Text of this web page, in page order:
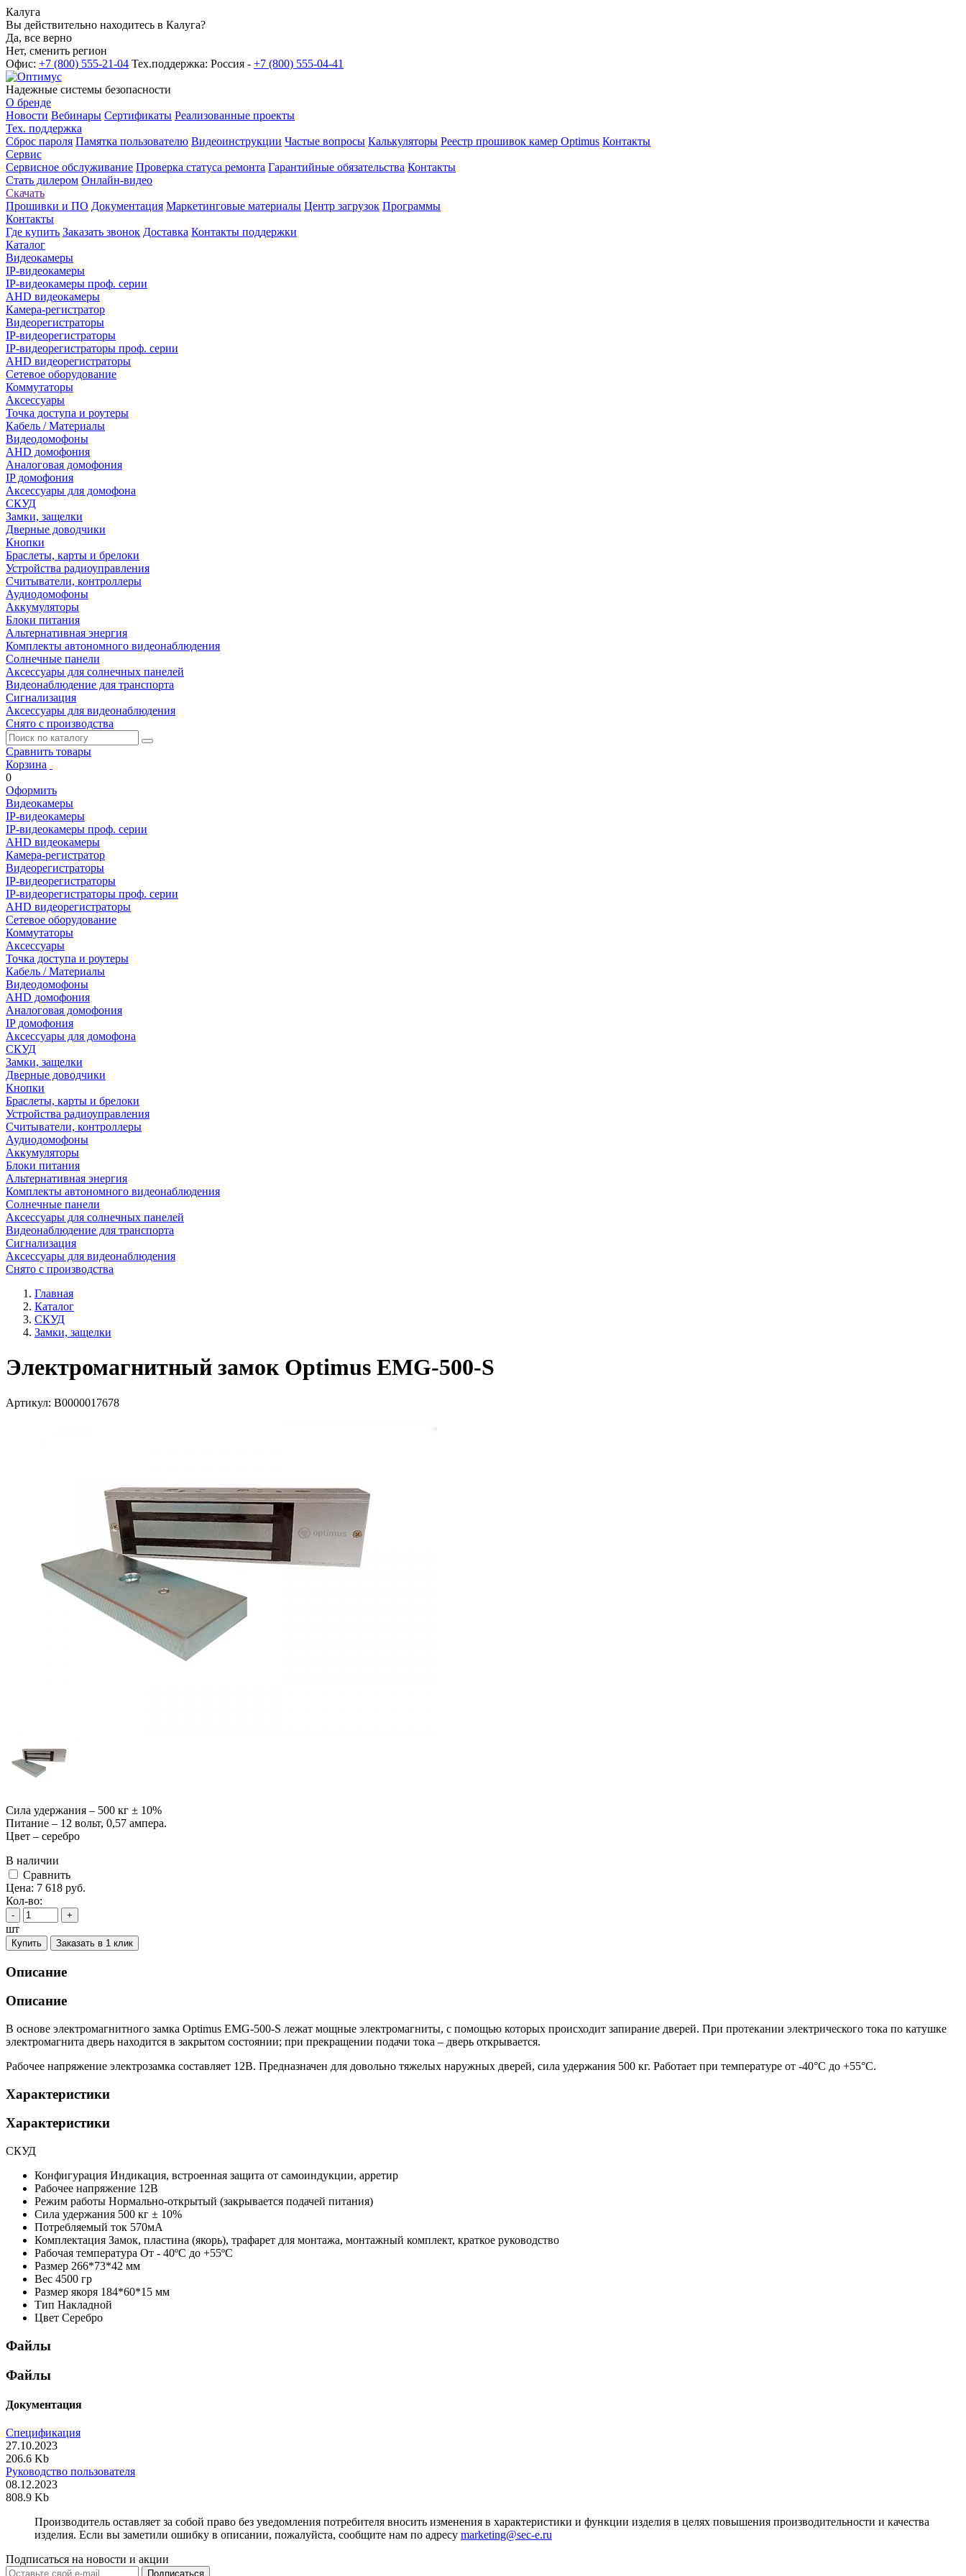
Калуга
Вы действительно находитесь в Калуга?
Да, все верно
Нет, сменить регион
Офис: +7 (800) 555-21-04 Тех.поддержка: Россия - +7 (800) 555-04-41
Надежные системы безопасности
О бренде
Новости Вебинары Сертификаты Реализованные проекты
Тех. поддержка
Сброс пароля Памятка пользователю Видеоинструкции Частые вопросы Калькуляторы Реестр прошивок камер Optimus Контакты
Сервис
Сервисное обслуживание Проверка статуса ремонта Гарантийные обязательства Контакты
Стать дилером Онлайн-видео
Скачать
Прошивки и ПО Документация Маркетинговые материалы Центр загрузок Программы
Контакты
Где купить Заказать звонок Доставка Контакты поддержки
Каталог
Видеокамеры
IP-видеокамеры
IP-видеокамеры проф. серии
AHD видеокамеры
Камера-регистратор
Видеорегистраторы
IP-видеорегистраторы
IP-видеорегистраторы проф. серии
AHD видеорегистраторы
Сетевое оборудование
Коммутаторы
Аксессуары
Точка доступа и роутеры
Кабель / Материалы
Видеодомофоны
AHD домофония
Аналоговая домофония
IP домофония
Аксессуары для домофона
СКУД
Замки, защелки
Дверные доводчики
Кнопки
Браслеты, карты и брелоки
Устройства радиоуправления
Считыватели, контроллеры
Аудиодомофоны
Аккумуляторы
Блоки питания
Альтернативная энергия
Комплекты автономного видеонаблюдения
Солнечные панели
Аксессуары для солнечных панелей
Видеонаблюдение для транспорта
Сигнализация
Аксессуары для видеонаблюдения
Снято с производства
Сравнить товары
Корзина
0
Оформить
Видеокамеры
IP-видеокамеры
IP-видеокамеры проф. серии
AHD видеокамеры
Камера-регистратор
Видеорегистраторы
IP-видеорегистраторы
IP-видеорегистраторы проф. серии
AHD видеорегистраторы
Сетевое оборудование
Коммутаторы
Аксессуары
Точка доступа и роутеры
Кабель / Материалы
Видеодомофоны
AHD домофония
Аналоговая домофония
IP домофония
Аксессуары для домофона
СКУД
Замки, защелки
Дверные доводчики
Кнопки
Браслеты, карты и брелоки
Устройства радиоуправления
Считыватели, контроллеры
Аудиодомофоны
Аккумуляторы
Блоки питания
Альтернативная энергия
Комплекты автономного видеонаблюдения
Солнечные панели
Аксессуары для солнечных панелей
Видеонаблюдение для транспорта
Сигнализация
Аксессуары для видеонаблюдения
Снято с производства
Главная
Каталог
СКУД
Замки, защелки
Электромагнитный замок Optimus EMG-500-S
Артикул: В0000017678
Сила удержания – 500 кг ± 10%
Питание – 12 вольт, 0,57 ампера.
Цвет – серебро
В наличии
Cравнить
Цена: 7 618 руб.
Кол-во:
- +
шт
Купить Заказать в 1 клик
Описание
Описание
В основе электромагнитного замка Optimus EMG-500-S лежат мощные электромагниты, с помощью которых происходит запирание дверей. При протекании электрического тока по катушке
электромагнита дверь находится в закрытом состоянии; при прекращении подачи тока – дверь открывается.
Рабочее напряжение электрозамка составляет 12В. Предназначен для довольно тяжелых наружных дверей, сила удержания 500 кг. Работает при температуре от -40°С до +55°С.
Характеристики
Характеристики
СКУД
Конфигурация Индикация, встроенная защита от самоиндукции, арретир
Рабочее напряжение 12В
Режим работы Нормально-открытый (закрывается подачей питания)
Сила удержания 500 кг ± 10%
Потребляемый ток 570мА
Комплектация Замок, пластина (якорь), трафарет для монтажа, монтажный комплект, краткое руководство
Рабочая температура От - 40ºС до +55ºС
Размер 266*73*42 мм
Вес 4500 гр
Размер якоря 184*60*15 мм
Тип Накладной
Цвет Серебро
Файлы
Файлы
Документация
Спецификация
27.10.2023
206.6 Kb
Руководство пользователя
08.12.2023
808.9 Kb
Производитель оставляет за собой право без уведомления потребителя вносить изменения в характеристики и функции изделия в целях повышения производительности и качества
изделия. Если вы заметили ошибку в описании, пожалуйста, сообщите нам по адресу marketing@sec-e.ru
Подписаться на новости и акции
Подписаться